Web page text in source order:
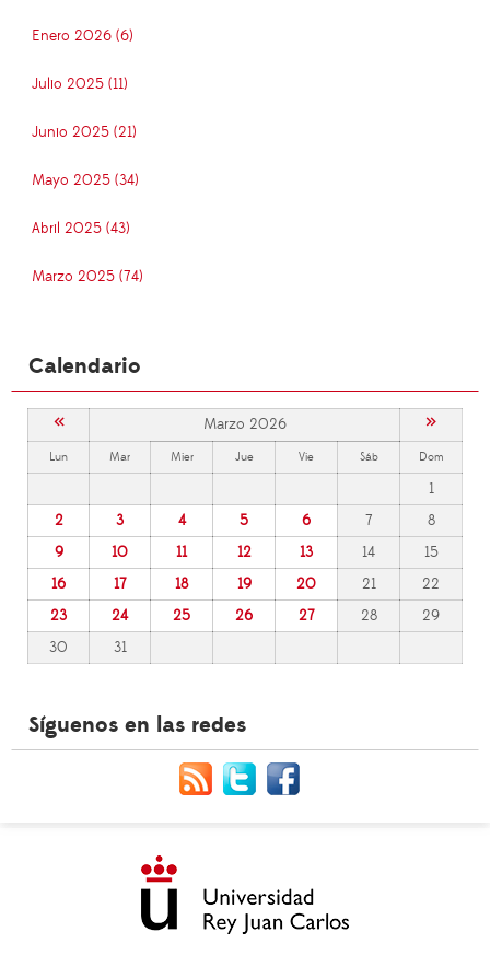
Enero 2026 (6)
Julio 2025 (11)
Junio 2025 (21)
Mayo 2025 (34)
Abril 2025 (43)
Marzo 2025 (74)
Calendario
« Marzo 2026 »
Lun Mar Mier Jue Vie Sáb Dom
1
2
3 4 5 6 7
8
9
10 11 12 13 14
15
16
17 18 19 20 21
22
23
24 25 26 27 28
29
30
31
Síguenos en las redes